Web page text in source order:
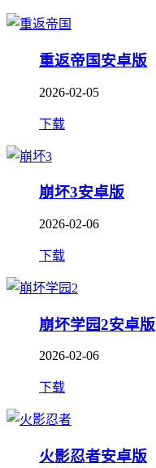
重返帝国安卓版
2026-02-05
下载
崩坏3安卓版
2026-02-06
下载
崩坏学园2安卓版
2026-02-06
下载
火影忍者安卓版